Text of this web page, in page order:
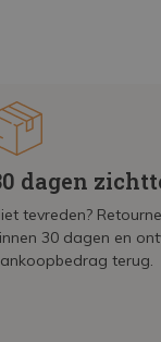
dagen
tevreden?
30 dagen en
terug.